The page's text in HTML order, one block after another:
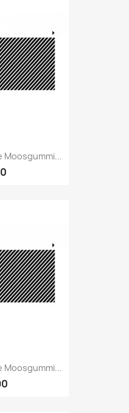
Moosgummi...
Moosgummi...